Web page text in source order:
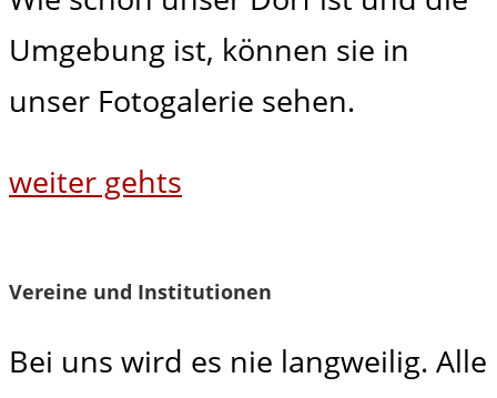
Umgebung ist, können sie in
unser Fotogalerie sehen.
weiter gehts
Vereine und Institutionen
Bei uns wird es nie langweilig. Alle